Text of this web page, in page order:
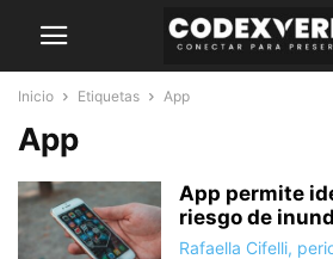
Inicio Etiquetas App
App
App permite
riesgo de
Rafaella Cifelli,